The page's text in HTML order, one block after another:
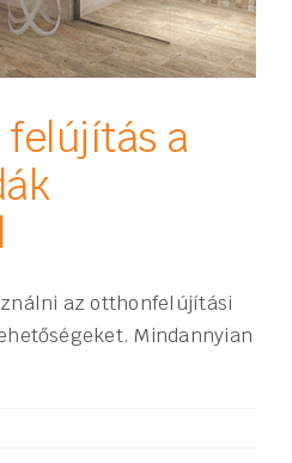
felújítás a
az otthonfelújítási
Mindannyian